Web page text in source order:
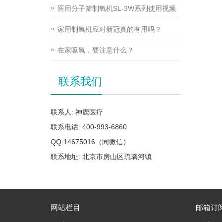
医用分子筛制氧机SL-3W系列使用视频
家用制氧机应对新冠真的有用吗？
在家吸氧，要注意什么？
联系我们
联系人: 神鹿医疗
联系电话: 400-993-6860
QQ:14675016（同微信）
联系地址: 北京市房山区琉璃河镇
网站栏目 邮箱订